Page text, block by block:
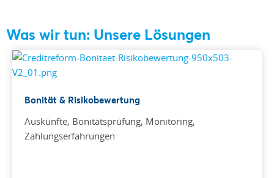
Was wir tun: Unsere Lösungen
Bonität & Risikobewertung
Auskünfte, Bonitätsprüfung, Monitoring,
Zahlungserfahrungen